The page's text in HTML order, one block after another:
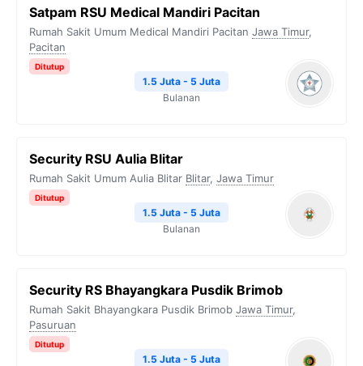
Satpam RSU Medical Mandiri Pacitan
Rumah Sakit Umum Medical Mandiri Pacitan Jawa Timur,
Pacitan
Ditutup
1.5 Juta - 5 Juta
Bulanan
Security RSU Aulia Blitar
Rumah Sakit Umum Aulia Blitar Blitar, Jawa Timur
Ditutup
1.5 Juta - 5 Juta
Bulanan
Security RS Bhayangkara Pusdik Brimob
Rumah Sakit Bhayangkara Pusdik Brimob Jawa Timur,
Pasuruan
Ditutup
1.5 Juta - 5 Juta